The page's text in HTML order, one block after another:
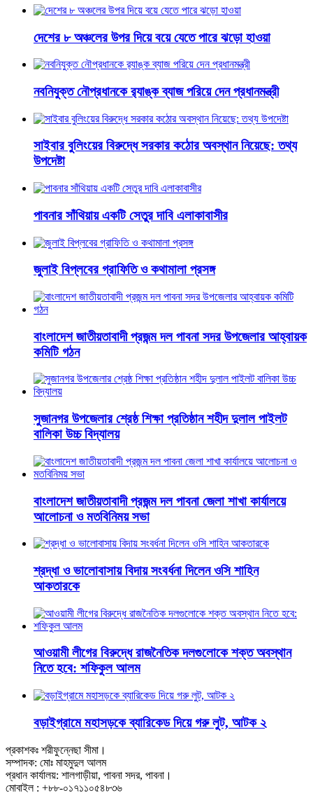
দেশের ৮ অঞ্চলের উপর দিয়ে বয়ে যেতে পারে ঝড়ো হাওয়া
নবনিযুক্ত নৌপ্রধানকে র‌্যাঙ্ক ব্যাজ পরিয়ে দেন প্রধানমন্ত্রী
সাইবার বুলিংয়ের বিরুদ্ধে সরকার কঠোর অবস্থান নিয়েছে: তথ্য
উপদেষ্টা
পাবনার সাঁথিয়ায় একটি সেতুর দাবি এলাকাবাসীর
জুলাই বিপ্লবের গ্রাফিতি ও কথামালা প্রসঙ্গ
বাংলাদেশ জাতীয়তাবাদী প্রজন্ম দল পাবনা সদর উপজেলার আহ্বায়ক
কমিটি গঠন
সুজানগর উপজেলার শ্রেষ্ঠ শিক্ষা প্রতিষ্ঠান শহীদ দুলাল পাইলট
বালিকা উচ্চ বিদ্যালয়
বাংলাদেশ জাতীয়তাবাদী প্রজন্ম দল পাবনা জেলা শাখা কার্যালয়ে
আলোচনা ও মতবিনিময় সভা
শ্রদ্ধা ও ভালোবাসায় বিদায় সংবর্ধনা দিলেন ওসি শাহিন
আকতারকে
আওয়ামী লীগের বিরুদ্ধে রাজনৈতিক দলগুলোকে শক্ত অবস্থান
নিতে হবে: শফিকুল আলম
বড়াইগ্রামে মহাসড়কে ব্যারিকেড দিয়ে গরু লুট, আটক ২
প্রকাশকঃ শরীফুন্নেছা সীমা।
সম্পাদক: মোঃ মাহমুদুল আলম
প্রধান কার্যালয়: শালগাড়ীয়া, পাবনা সদর, পাবনা।
মোবাইল : +৮৮-০১৭১১০৫৪৮৩৬